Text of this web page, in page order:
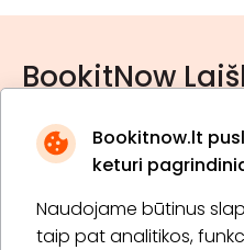
Bookitnow.lt
keturi
Naudojame būtinus
taip pat analitikos,
BookitNow
* Susipažinau su